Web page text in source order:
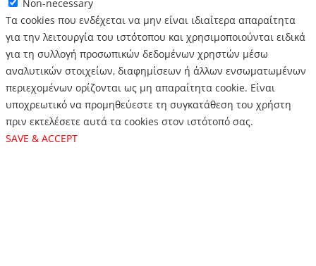
Non-necessary
Τα cookies που ενδέχεται να μην είναι ιδιαίτερα απαραίτητα
για την λειτουργία του ιστότοπου και χρησιμοποιούνται ειδικά
για τη συλλογή προσωπικών δεδομένων χρηστών μέσω
αναλυτικών στοιχείων, διαφημίσεων ή άλλων ενσωματωμένων
περιεχομένων ορίζονται ως μη απαραίτητα cookie. Είναι
υποχρεωτικό να προμηθεύεστε τη συγκατάθεση του χρήστη
πριν εκτελέσετε αυτά τα cookies στον ιστότοπό σας.
SAVE & ACCEPT